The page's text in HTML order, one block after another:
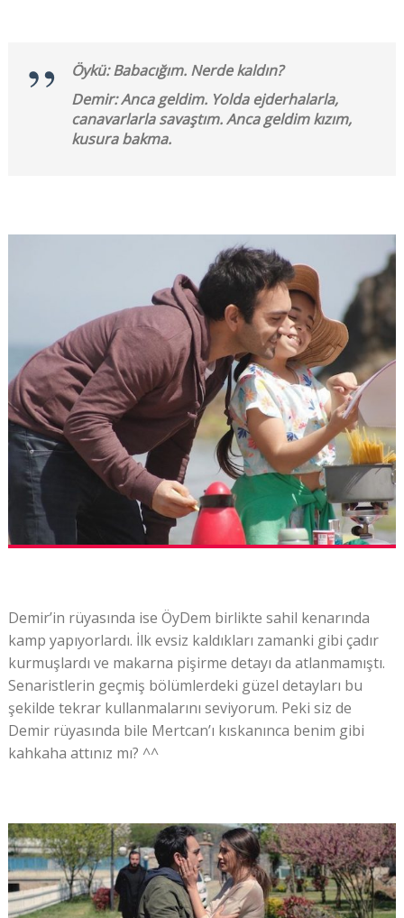
Öykü: Babacığım. Nerde kaldın?
Demir: Anca geldim. Yolda ejderhalarla,
canavarlarla savaştım. Anca geldim kızım,
kusura bakma.
Demir’in rüyasında ise ÖyDem birlikte sahil kenarında
kamp yapıyorlardı. İlk evsiz kaldıkları zamanki gibi çadır
kurmuşlardı ve makarna pişirme detayı da atlanmamıştı.
Senaristlerin geçmiş bölümlerdeki güzel detayları bu
şekilde tekrar kullanmalarını seviyorum. Peki siz de
Demir rüyasında bile Mertcan’ı kıskanınca benim gibi
kahkaha attınız mı? ^^